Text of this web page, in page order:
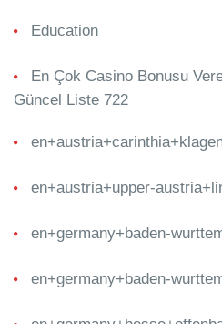
Education
En Çok Casino Bonusu
Güncel Liste 722
en+austria+upper-
en+germany+baden-
en+germany+baden-